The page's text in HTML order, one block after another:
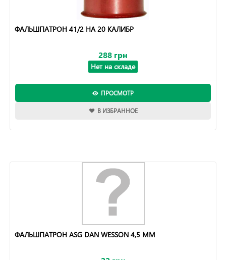
ФАЛЬШПАТРОН 41/2 НА 20 КАЛИБР
288 грн
Нет на складе
ПРОСМОТР
В ИЗБРАННОЕ
ФАЛЬШПАТРОН ASG DAN WESSON 4,5 ММ